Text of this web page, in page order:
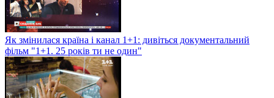
Як змінилася країна і канал 1+1: дивіться документальний
фільм "1+1. 25 років ти не один"